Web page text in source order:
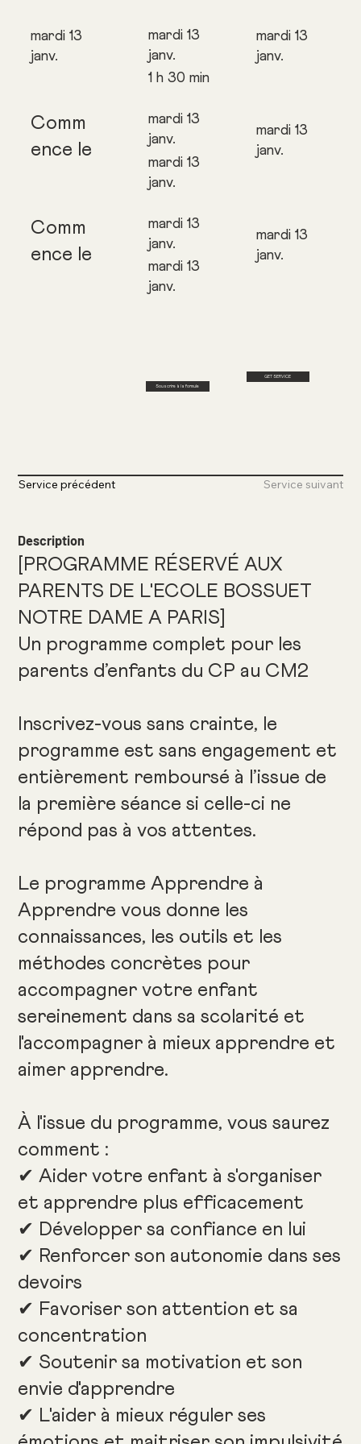
Description
[PROGRAMME RÉSERVÉ AUX
PARENTS DE L'ECOLE BOSSUET
NOTRE DAME A PARIS]
Un programme complet pour les
parents d’enfants du CP au CM2
Inscrivez-vous sans crainte, le
programme est sans engagement et
entièrement remboursé à l’issue de
la première séance si celle-ci ne
répond pas à vos attentes.
Le programme Apprendre à
Apprendre vous donne les
connaissances, les outils et les
méthodes concrètes pour
accompagner votre enfant
sereinement dans sa scolarité et
l'accompagner à mieux apprendre et
aimer apprendre.
À l'issue du programme, vous saurez
comment :
✔ Aider votre enfant à s'organiser
et apprendre plus efficacement
✔ Développer sa confiance en lui
✔ Renforcer son autonomie dans ses
devoirs
✔ Favoriser son attention et sa
concentration
✔ Soutenir sa motivation et son
envie d'apprendre
✔ L'aider à mieux réguler ses
mardi 13
janv.
mardi 13
janv.
1 h 30 min
mardi 13
janv.
Comm
ence le
mardi 13
janv.
mardi 13
janv.
mardi 13
janv.
Comm
ence le
mardi 13
janv.
mardi 13
janv.
mardi 13
janv.
Souscrire à la formule
GET SERVICE
Service précédent Service suivant